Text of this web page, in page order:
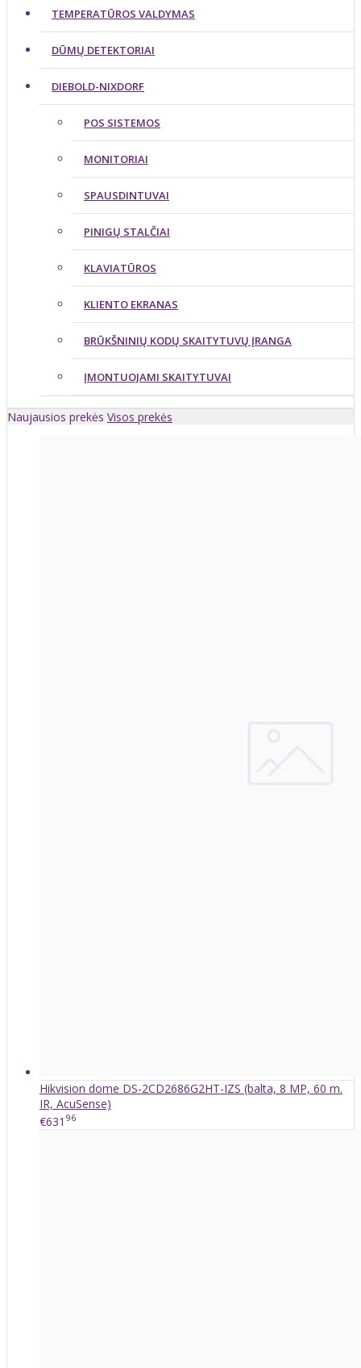
TEMPERATŪROS VALDYMAS
DŪMŲ DETEKTORIAI
DIEBOLD-NIXDORF
POS SISTEMOS
MONITORIAI
SPAUSDINTUVAI
PINIGŲ STALČIAI
KLAVIATŪROS
KLIENTO EKRANAS
BRŪKŠNINIŲ KODŲ SKAITYTUVŲ ĮRANGA
ĮMONTUOJAMI SKAITYTUVAI
Naujausios prekės Visos prekės
Hikvision dome DS-2CD2686G2HT-IZS (balta, 8 MP, 60 m.
IR, AcuSense)
€631 96